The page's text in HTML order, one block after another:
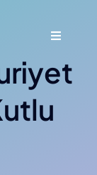
Toggle
Ana